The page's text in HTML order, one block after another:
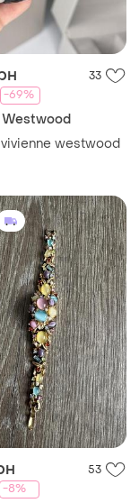
33
-69%
Westwood
westwood
53
-8%